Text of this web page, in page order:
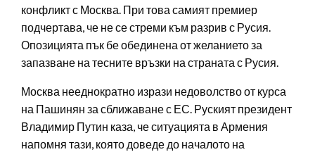
конфликт с Москва. При това самият премиер
подчертава, че не се стреми към разрив с Русия.
Опозицията пък бе обединена от желанието за
запазване на тесните връзки на страната с Русия.
Москва нееднократно изрази недоволство от курса
на Пашинян за сближаване с ЕС. Руският президент
Владимир Путин каза, че ситуацията в Армения
напомня тази, която доведе до началото на